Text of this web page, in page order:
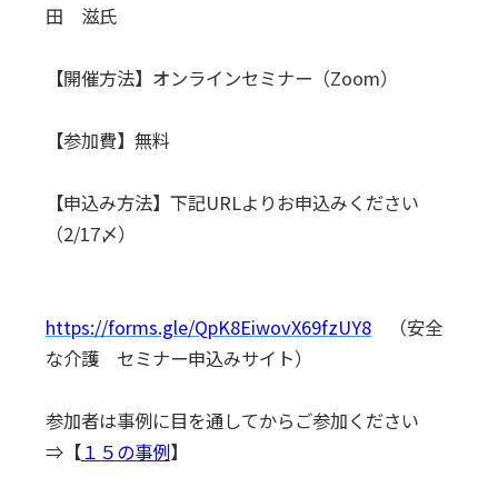
田 滋氏
【開催方法】オンラインセミナー（Zoom）
【参加費】無料
【申込み方法】下記URLよりお申込みください
（2/17〆）
https://forms.gle/QpK8EiwovX69fzUY8（安全
な介護 セミナー申込みサイト）
参加者は事例に目を通してからご参加ください
⇒【１５の事例】